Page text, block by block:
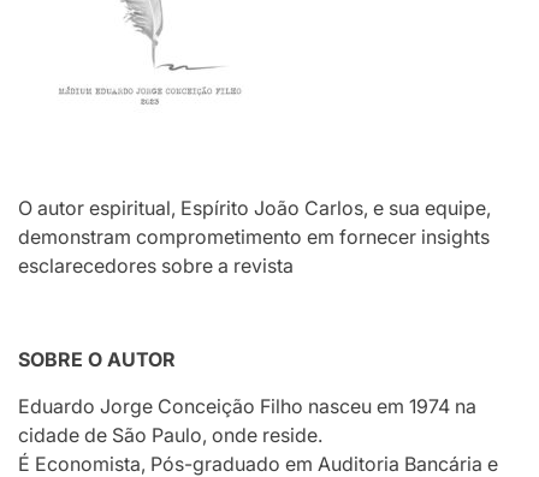
O autor espiritual, Espírito João Carlos, e sua equipe,
demonstram comprometimento em fornecer insights
esclarecedores sobre a revista
SOBRE O AUTOR
Eduardo Jorge Conceição Filho nasceu em 1974 na
cidade de São Paulo, onde reside.
É Economista, Pós-graduado em Auditoria Bancária e